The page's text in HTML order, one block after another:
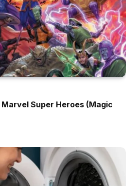
Super Heroes (Magic